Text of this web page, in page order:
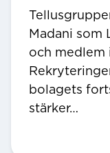
Madani som
och medlem
bolagets
stärker…